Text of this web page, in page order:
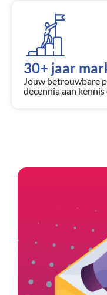
30+ jaar
Jouw betrouwbare
decennia aan kennis